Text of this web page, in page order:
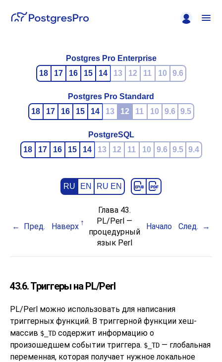
Postgres Pro Enterprise
18
17 16 15 14 13 12 11 10 9.6
Postgres Pro Standard
18
17 16 15 14 13 12 11 10 9.6 9.5
PostgreSQL
18
17 16 15 14 13 12 11 10 9.6 9.5 9.4
RU EN RU EN
Пред. Наверх
Глава 43.
PL/Perl —
процедурный
язык Perl
Начало След.
43.6. Триггеры на PL/Perl
PL/Perl можно использовать для написания
триггерных функций. В триггерной функции хеш-
массив $_TD содержит информацию о
произошедшем событии триггера. $_TD — глобальная
переменная, которая получает нужное локальное